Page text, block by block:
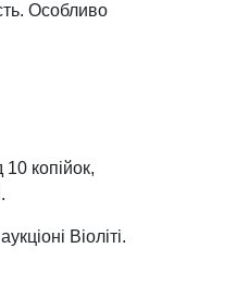
Особливо
копійок,
Віоліті.